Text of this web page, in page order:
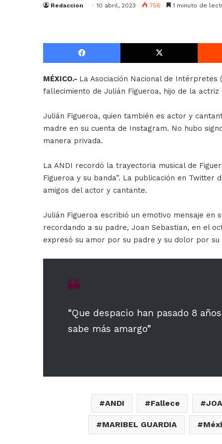
Redaccion 10 abril, 2023 756 1 minuto de
Facebook X
MÉXICO.- La Asociación Nacional de Intérpretes
fallecimiento de Julián Figueroa, hijo de la
Julián Figueroa, quien también es actor y
madre en su cuenta de Instagram. No hubo
manera privada.
La ANDI recordó la trayectoria musical de
Figueroa y su banda”. La publicación en
amigos del actor y cantante.
Julián Figueroa escribió un emotivo mensaje en
recordando a su padre, Joan Sebastian, en el
expresó su amor por su padre y su dolor por su
“Que despacio han pasado 8
sabe más amargo”
ANDI Fallece
MARIBEL GUARDIA